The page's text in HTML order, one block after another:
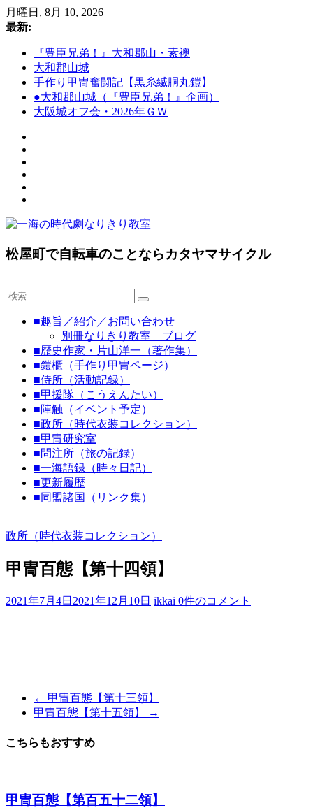
コ
ン
月曜日, 8月 10, 2026
最新:
『豊臣兄弟！』大和郡山・素襖
大和郡山城
手作り甲冑奮闘記【黒糸縅胴丸鎧】
●大和郡山城（『豊臣兄弟！』企画）
大阪城オフ会・2026年ＧＷ
一
の
時
て
っ
そ
究
ト
松屋町で自転車のことならカタヤマサイクル
■趣旨／紹介／お問い合わせ
別冊なりきり教室 ブログ
■歴史作家・片山洋一（著作集）
■鎧櫃（手作り甲冑ページ）
■侍所（活動記録）
■甲援隊（こうえんたい）
■陣触（イベント予定）
■政所（時代衣装コレクション）
■甲冑研究室
■問注所（旅の記録）
■一海語録（時々日記）
■更新履歴
■同盟諸国（リンク集）
政所（時代衣装コレクション）
甲冑百態【第十四領】
2021年7月4日 2021年12月10日 ikkai 0件のコメント
← 甲冑百態【第十三領】
甲冑百態【第十五領】
→
こちらもおすすめ
甲冑百態【第百五十二領】